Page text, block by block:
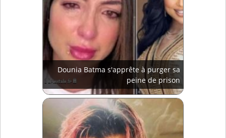
Dounia Batma s'apprête à purger sa
peine de prison